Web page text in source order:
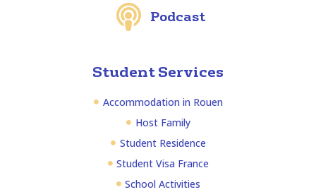
Student Services
Accommodation in Rouen
Host Family
Student Residence
Student Visa France
School Activities
Podcast